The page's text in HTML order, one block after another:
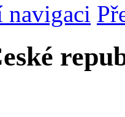
navigaci